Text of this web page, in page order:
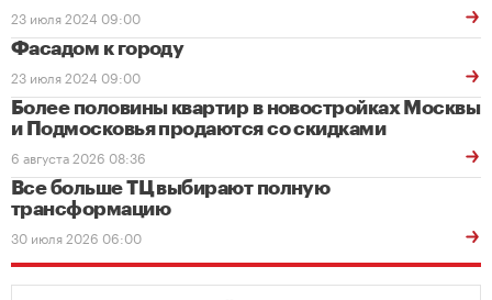
23 июля 2024 09:00
Фасадом к городу
23 июля 2024 09:00
Более половины квартир в новостройках Москвы
и Подмосковья продаются со скидками
6 августа 2026 08:36
Все больше ТЦ выбирают полную
трансформацию
30 июля 2026 06:00